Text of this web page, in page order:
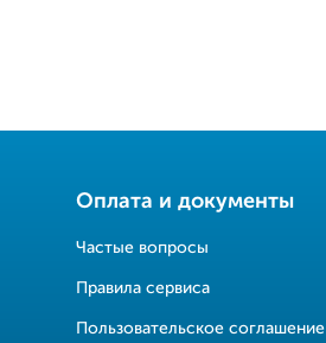
Оплата и документы
Частые вопросы
Правила сервиса
Пользовательское соглашение